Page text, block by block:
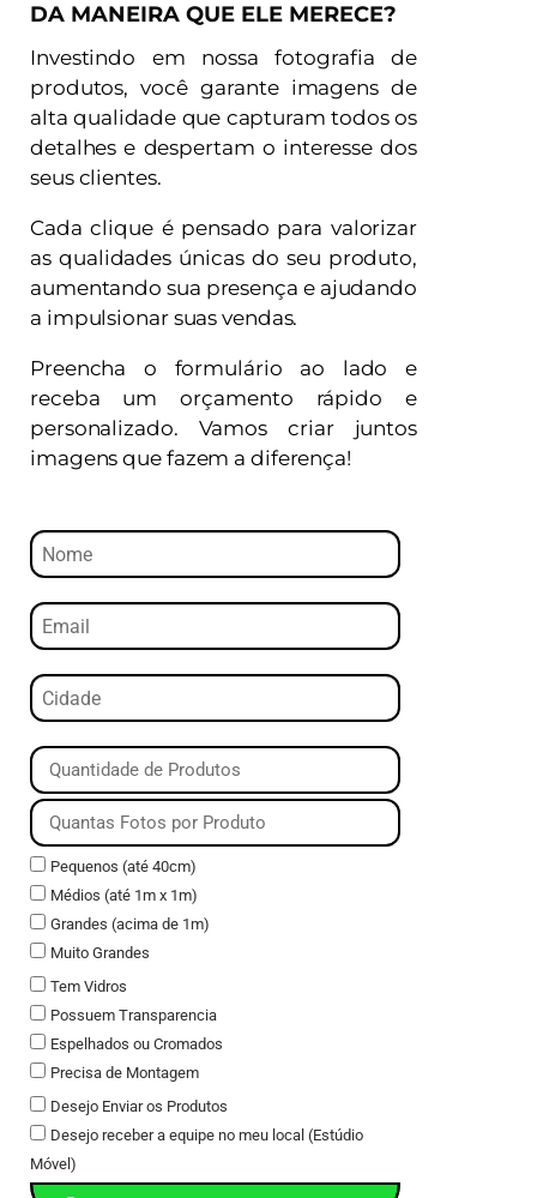
DA MANEIRA QUE ELE MERECE?
Investindo em nossa fotografia de
produtos, você garante imagens de
alta qualidade que capturam todos os
detalhes e despertam o interesse dos
seus clientes.
Cada clique é pensado para valorizar
as qualidades únicas do seu produto,
aumentando sua presença e ajudando
a impulsionar suas vendas.
Preencha o formulário ao lado e
receba um orçamento rápido e
personalizado. Vamos criar juntos
imagens que fazem a diferença!
Pequenos (até 40cm)
Médios (até 1m x 1m)
Grandes (acima de 1m)
Muito Grandes
Tem Vidros
Possuem Transparencia
Espelhados ou Cromados
Precisa de Montagem
Desejo Enviar os Produtos
Desejo receber a equipe no meu local (Estúdio
Móvel)